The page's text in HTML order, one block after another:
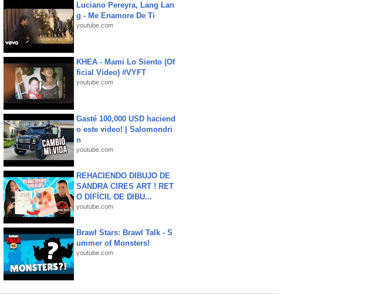
Luciano Pereyra, Lang Lan
g - Me Enamore De Ti
youtube.com
KHEA - Mami Lo Siento (Of
ficial Video) #VYFT
youtube.com
Gasté 100,000 USD haciend
o este video! | Salomondri
n
youtube.com
REHACIENDO DIBUJO DE
SANDRA CIRES ART ! RET
O DIFÍCIL DE DIBU...
youtube.com
Brawl Stars: Brawl Talk - S
ummer of Monsters!
youtube.com